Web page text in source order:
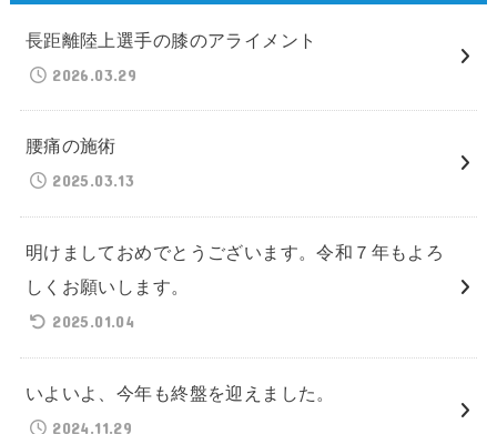
長距離陸上選手の膝のアライメント
2026.03.29
腰痛の施術
2025.03.13
明けましておめでとうございます。令和７年もよろ
しくお願いします。
2025.01.04
いよいよ、今年も終盤を迎えました。
2024.11.29